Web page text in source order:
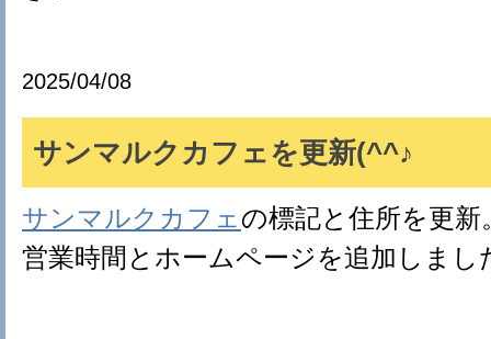
2025/04/08
サンマルクカフェを更新(^^♪
サンマルクカフェの標記と住所を更新
営業時間とホームページを追加しまし